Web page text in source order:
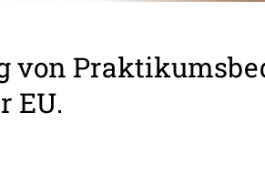
von
EU.